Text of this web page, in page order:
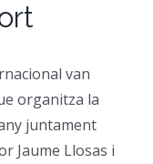
Manteniment
Administració i
Comerç
CFGS Màrqueting i
Ocupacional
Operacions auxiliars
de competències
van
organitza la
juntament
Jaume Llosas i